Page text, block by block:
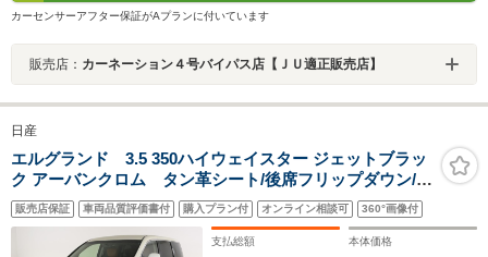
カーセンサーアフター保証がAプランに付いています
販売店： カーネーション４号バイパス店【ＪＵ適正販売店】
日産
エルグランド 3.5 350ハイウェイスター ジェットブラッ
ク アーバンクロム タン革シート/後席フリップダウン/追
従クルコン/衝突軽減/踏み間違い防止/両側パワースライ
ド/パワーバックドア/LEDヘッドランプ/アラウンドビュ
ー/前席パワーシート・シートヒーター/純正HDDナ
販売店保証 車両品質評価書付 購入プラン付 オンライン相談可 360°画像付
支払総額 本体価格